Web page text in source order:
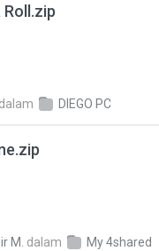
Roll.zip
dalam DIEGO PC
M. dalam My 4shared